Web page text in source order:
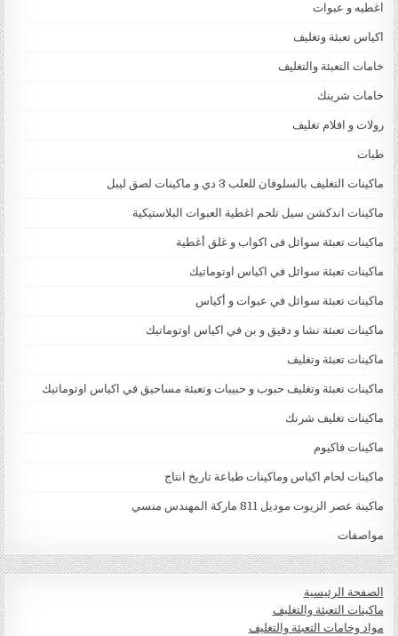
اغطيه و عبوات
اكياس تعبئة وتغليف
خامات التعبئة والتغليف
خامات شرينك
رولات و افلام تغليف
طبات
ماكينات التغليف بالسلوفان للعلب 3 دي و ماكينات لصق ليبل
ماكينات اندكشن سيل تلحم اغطية العبوات البلاستيكية
ماكينات تعبئة سوائل فى اكواب و غلق أغطية
ماكينات تعبئة سوائل في اكياس اوتوماتيك
ماكينات تعبئة سوائل في عبوات و أكياس
ماكينات تعبئة نشا و دقيق و بن في اكياس اوتوماتيك
ماكينات تعبئة وتغليف
ماكينات تعبئة وتغليف حبوب و حبيبات وتعبئة مساحيق في اكياس اوتوماتيك
ماكينات تغليف شرنك
ماكينات فاكيوم
ماكينات لحام اكياس وماكينات طباعة تاريخ انتاج
ماكينة عصر الزيوت موديل 811 ماركة المهندس منسي
مواصفات
الصفحة الرئيسية
ماكينات التعبئة والتغليف
مواد وخامات التعبئة والتغليف